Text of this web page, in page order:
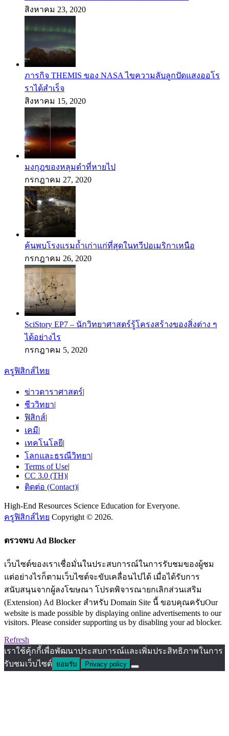
สิงหาคม 23, 2020
ภารกิจ THEMIS ของ NASA ไขความลับลูกปัดแสงออโร
ราได้สำเร็จ
สิงหาคม 15, 2020
มงกุฎของหลุมดำที่หายไป
กรกฎาคม 27, 2020
ค้นพบโรงแรมถ้ำเก่าแก่ที่สุดในทวีปอเมริกาเหนือ
กรกฎาคม 26, 2020
SciStory EP7 – นักวิทยาศาสตร์รู้โครงสร้างของสิ่งต่าง ๆ
ได้อย่างไร
กรกฎาคม 5, 2020
ครูฟิสิกส์ไทย
ข่าวดาราศาสตร์|
ชีววิทยา|
ฟิสิกส์|
เคมี|
เทคโนโลยี|
โลกและธรณีวิทยา|
Terms of Use|
CC 3.0 (TH)|
ติดต่อ (Contact)|
High-End Resources Science Education for Everyone.
ครูฟิสิกส์ไทย Copyright © 2026.
ตรวจพบ Ad Blocker
เว็บไซต์ของเราเชื่อมั่นในประสบการณ์ในการรับชมของผู้ชม
แต่อย่างไรก็ตามเว็บไซต์จะขับเคลื่อนไปได้ เมื่อได้รับการ
สนับสนุนจากผู้ลงโฆษณา โปรดพิจารณายกเลิกส่วนเสริม
(Extension) Ad Blocker สำหรับ Domain Site นี้ ขอบคุณครับOur
website is made possible by displaying online advertisements to our
visitors. Please consider supporting us by disabling your ad blocker.
Refresh
เราใช้คุ้กกี้เพื่อพัฒนาประสบการณ์และเพิ่มประสิทธิภาพในการ
รับชมเว็บไซต์ ยอมรับ Privacy policy